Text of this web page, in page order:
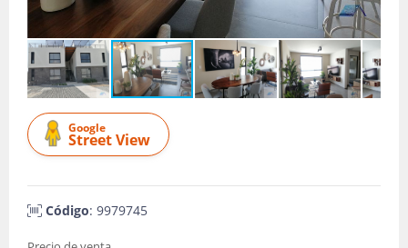
Google
Street View
Código: 9979745